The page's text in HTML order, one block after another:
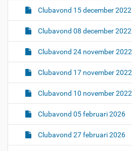
Clubavond 15 december 2022
Clubavond 08 december 2022
Clubavond 24 november 2022
Clubavond 17 november 2022
Clubavond 10 november 2022
Clubavond 05 februari 2026
Clubavond 27 februari 2026